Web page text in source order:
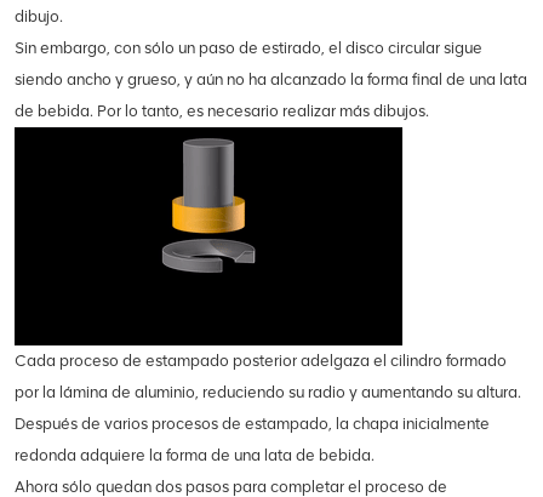
dibujo.
Sin embargo, con sólo un paso de estirado, el disco circular sigue
siendo ancho y grueso, y aún no ha alcanzado la forma final de una lata
de bebida. Por lo tanto, es necesario realizar más dibujos.
Cada proceso de estampado posterior adelgaza el cilindro formado
por la lámina de aluminio, reduciendo su radio y aumentando su altura.
Después de varios procesos de estampado, la chapa inicialmente
redonda adquiere la forma de una lata de bebida.
Ahora sólo quedan dos pasos para completar el proceso de